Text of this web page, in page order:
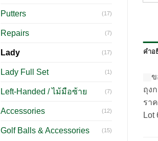
Putters (17)
Repairs (7)
Lady (17)
Lady Full Set (1)
Left-Handed / ไม้มือซ้าย (7)
Accessories (12)
Golf Balls & Accessories (15)
คำอ
ข
ถุง
รา
Lot